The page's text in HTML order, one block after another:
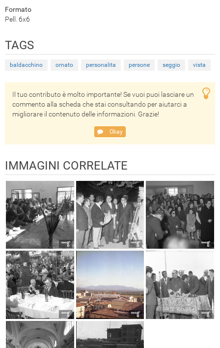
Formato
Pell. 6x6
TAGS
baldacchino ornato personalita persone seggio vista
Il tuo contributo è molto importante! Se vuoi puoi lasciare un
commento alla scheda che stai consultando per aiutarci a
migliorare il contenuto delle informazioni. Grazie!
Okay
IMMAGINI CORRELATE